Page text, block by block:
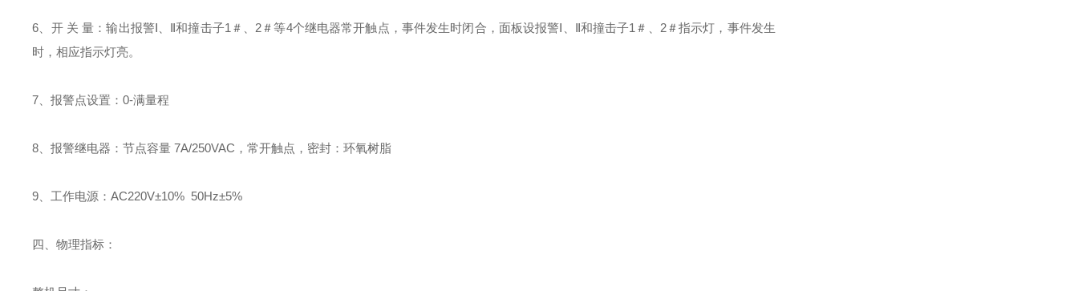
6 、开 关 量：输出报警Ⅰ、Ⅱ和撞击子1 ＃、 2＃等4个继电器常开触点，事件发生时闭合，面板设报警Ⅰ、Ⅱ和撞击子1 ＃、 2＃指示灯，事件发生
时，相应指示灯亮。
7 、报警点设置：0-满量程
8 、报警继电器：节点容量 7A/250VAC ，常开触点，密封：环氧树脂
9 、工作电源：AC220V±10% 50Hz±5%
四、物理指标：